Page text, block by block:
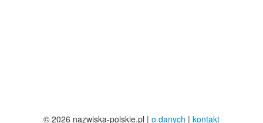
© 2026 nazwiska-polskie.pl | o danych | kontakt